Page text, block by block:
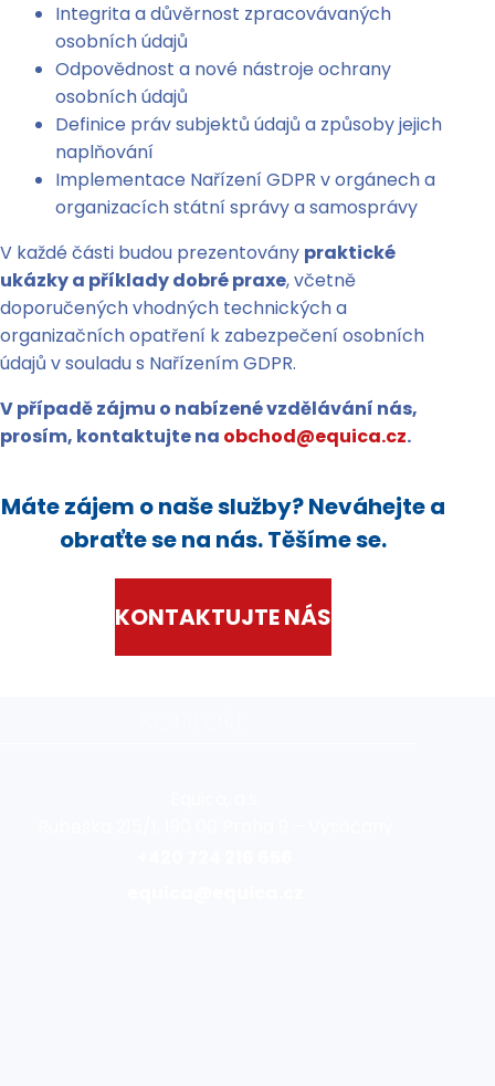
Integrita a důvěrnost zpracovávaných
osobních údajů
Odpovědnost a nové nástroje ochrany
osobních údajů
Definice práv subjektů údajů a způsoby jejich
naplňování
Implementace Nařízení GDPR v orgánech a
organizacích státní správy a samosprávy
V každé části budou prezentovány praktické
ukázky a příklady dobré praxe, včetně
doporučených vhodných technických a
organizačních opatření k zabezpečení osobních
údajů v souladu s Nařízením GDPR.
V případě zájmu o nabízené vzdělávání nás,
prosím, kontaktujte na obchod@equica.cz.
Máte zájem o naše služby? Neváhejte a
obraťte se na nás. Těšíme se.
KONTAKTUJTE NÁS